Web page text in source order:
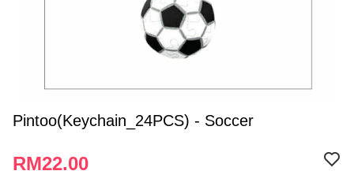
Pintoo(Keychain_24PCS) - Soccer
RM22.00